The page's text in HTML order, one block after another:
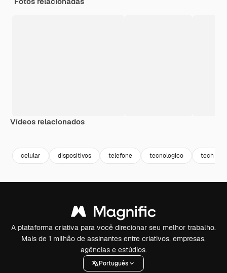
Vídeos relacionados
celular dispositivos telefone tecnologico tech
A plataforma criativa para você direcionar seu melhor trabalho.
Mais de 1 milhão de assinantes entre criativos, empresas,
agências e estúdios.
Português